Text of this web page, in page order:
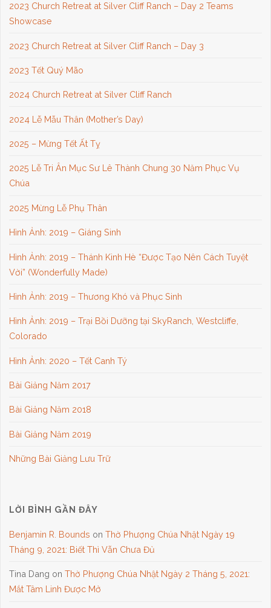
2023 Church Retreat at Silver Cliff Ranch – Day 2 Teams
Showcase
2023 Church Retreat at Silver Cliff Ranch – Day 3
2023 Tết Quý Mão
2024 Church Retreat at Silver Cliff Ranch
2024 Lễ Mẫu Thân (Mother’s Day)
2025 – Mừng Tết Ất Tỵ
2025 Lễ Tri Ân Mục Sư Lê Thành Chung 30 Năm Phục Vụ
Chúa
2025 Mừng Lễ Phụ Thân
Hình Ảnh: 2019 – Giáng Sinh
Hình Ảnh: 2019 – Thánh Kinh Hè “Được Tạo Nên Cách Tuyệt
Vời” (Wonderfully Made)
Hình Ảnh: 2019 – Thương Khó và Phục Sinh
Hình Ảnh: 2019 – Trại Bồi Dưỡng tại SkyRanch, Westcliffe,
Colorado
Hình Ảnh: 2020 – Tết Canh Tý
Bài Giảng Năm 2017
Bài Giảng Năm 2018
Bài Giảng Năm 2019
Những Bài Giảng Lưu Trữ
LỜI BÌNH GẦN ĐÂY
Benjamin R. Bounds onThờ Phượng Chúa Nhật Ngày 19
Tháng 9, 2021: Biết Thì Vẫn Chưa Đủ
Tina Dang onThờ Phượng Chúa Nhật Ngày 2 Tháng 5, 2021:
Mắt Tâm Linh Được Mở